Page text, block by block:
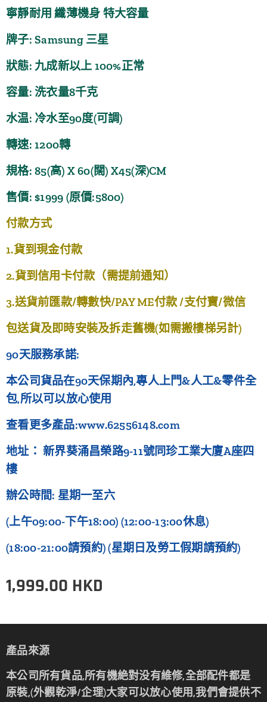
寧靜耐用 纖薄機身 特大容量
牌子: Samsung 三星
狀態: 九成新以上 100%正常
容量: 洗衣量8千克
水温: 冷水至90度(可調)
轉速: 1200轉
規格: 85(高) X 60(闊) X45(深)CM
售價: $1999 (原價:5800)
付款方式
1.貨到現金付款
2.貨到信用卡付款（需提前通知）
3.送貨前匯款/轉數快/PAY ME付款 /支付寶/微信
包送貨及即時安裝及拆走舊機(如需搬樓梯另計)
90天服務承諾:
本公司貨品在90天保期內,專人上門&人工&零件全
包,所以可以放心使用
查看更多產品:www.62556148.com
地址： 新界葵涌昌榮路9-11號同珍工業大廈A座四
樓
辦公時間: 星期一至六
(上午09:00-下午18:00) (12:00-13:00休息)
(18:00-21:00請預約) (星期日及勞工假期請預約)
1,999.00 HKD
產品來源
本公司所有貨品,所有機絶對没有維修,全部配件都是
原裝,(外觀乾淨/企理)大家可以放心使用,我們會提供不